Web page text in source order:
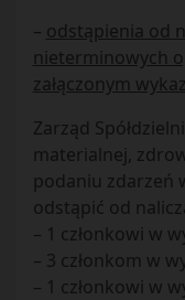
– odstąpienia od
nieterminowych
załączonym
Zarząd
materialnej,
podaniu zdarzeń
odstąpić od
– 1 członkowi w
– 3 członkom w
– 1 członkowi w